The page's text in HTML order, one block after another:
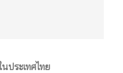
ประเทศไทย